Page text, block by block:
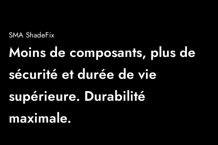
SMA ShadeFix
Moins de composants, plus de
sécurité et durée de vie
supérieure. Durabilité
maximale.